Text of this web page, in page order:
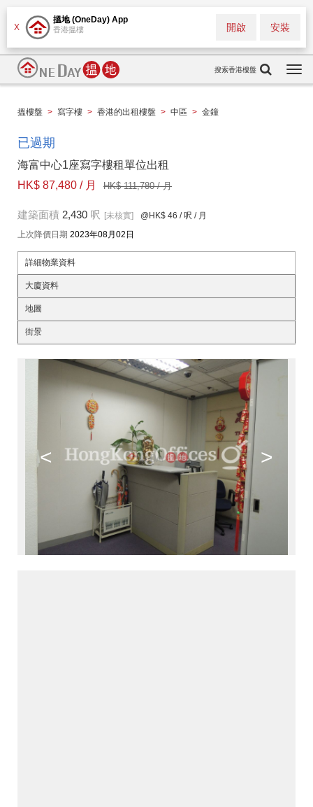
X
搵地 (OneDay) App
香港搵樓 安裝
開啟
搜索香港樓盤
搵樓盤 > 寫字樓 > 香港的出租樓盤 > 中區 > 金鐘
已過期
海富中心1座寫字樓租單位出租
HK$ 87,480 / 月
HK$ 111,780 / 月
建築面積 2,430 呎 [未核實] @HK$ 46 / 呎 / 月
上次降價日期 2023年08月02日
詳細物業資料
大廈資料
地圖
街景
< >